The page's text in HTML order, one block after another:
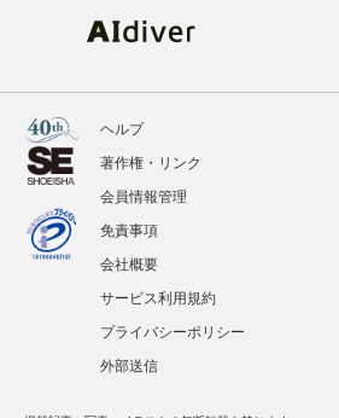
ヘルプ
著作権・リンク
会員情報管理
免責事項
会社概要
サービス利用規約
プライバシーポリシー
外部送信